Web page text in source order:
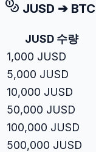
JUSD ➔ BTC
JUSD수량
1,000 JUSD
5,000 JUSD
10,000 JUSD
50,000 JUSD
100,000 JUSD
500,000 JUSD